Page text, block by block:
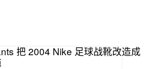
把 2004 Nike 足球战靴改造成